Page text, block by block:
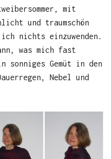
mit
und traumschön
nichts einzuwenden.
was mich fast
sonniges Gemüt in den
Nebel und